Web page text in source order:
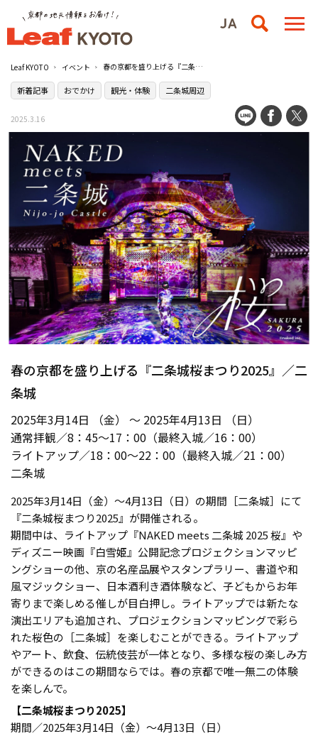
Leaf KYOTO イベント 春の京都を盛り上げる『二条城桜まつり2025』／二条城
新着記事 おでかけ 観光・体験 二条城周辺
2025.3.16
春の京都を盛り上げる『二条城桜まつり2025』／二
条城
2025年3月14日 （金） ～ 2025年4月13日 （日）
通常拝観／8：45〜17：00（最終入城／16：00）
ライトアップ／18：00〜22：00（最終入城／21：00）
二条城
2025年3月14日（金）～4月13日（日）の期間［二条城］にて
『二条城桜まつり2025』が開催される。
期間中は、ライトアップ『NAKED meets 二条城 2025 桜』や
ディズニー映画『白雪姫』公開記念プロジェクションマッピ
ングショーの他、京の名産品展やスタンプラリー、書道や和
風マジックショー、日本酒利き酒体験など、子どもからお年
寄りまで楽しめる催しが目白押し。ライトアップでは新たな
演出エリアも追加され、プロジェクションマッピングで彩ら
れた桜色の［二条城］を楽しむことができる。ライトアップ
やアート、飲食、伝統伎芸が一体となり、多様な桜の楽しみ方
ができるのはこの期間ならでは。春の京都で唯一無二の体験
を楽しんで。
【二条城桜まつり2025】
期間／2025年3月14日（金）～4月13日（日）